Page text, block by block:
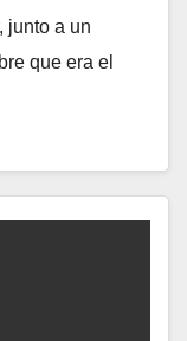
junto a un
que era el